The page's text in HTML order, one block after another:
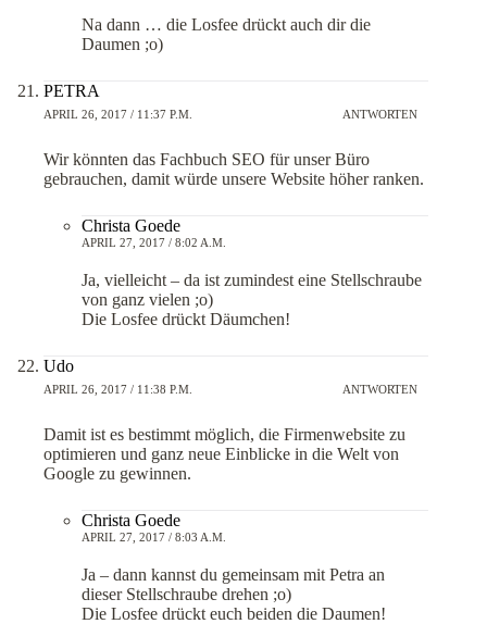
Na dann … die Losfee drückt auch dir die
Daumen ;o)
PETRA
APRIL 26, 2017 / 11:37 P.M. ANTWORTEN
Wir könnten das Fachbuch SEO für unser Büro
gebrauchen, damit würde unsere Website höher ranken.
Christa Goede
APRIL 27, 2017 / 8:02 A.M.
Ja, vielleicht – da ist zumindest eine Stellschraube
von ganz vielen ;o)
Die Losfee drückt Däumchen!
Udo
APRIL 26, 2017 / 11:38 P.M. ANTWORTEN
Damit ist es bestimmt möglich, die Firmenwebsite zu
optimieren und ganz neue Einblicke in die Welt von
Google zu gewinnen.
Christa Goede
APRIL 27, 2017 / 8:03 A.M.
Ja – dann kannst du gemeinsam mit Petra an
dieser Stellschraube drehen ;o)
Die Losfee drückt euch beiden die Daumen!